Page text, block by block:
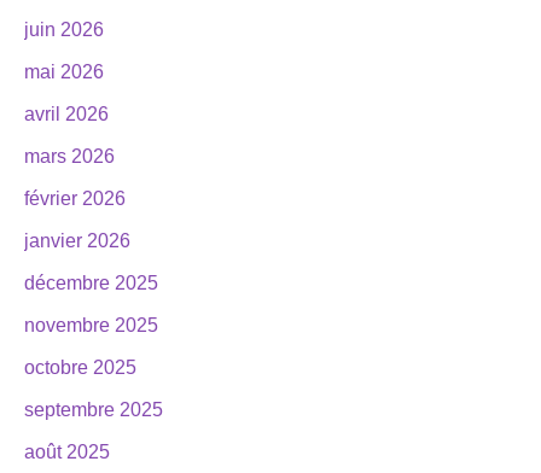
juin 2026
mai 2026
avril 2026
mars 2026
février 2026
janvier 2026
décembre 2025
novembre 2025
octobre 2025
septembre 2025
août 2025